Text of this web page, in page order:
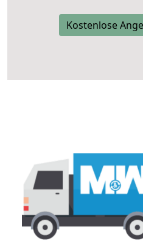
Kostenlose